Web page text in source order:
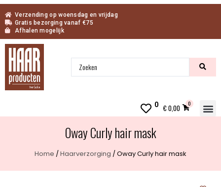
Verzending op woensdag en vrijdag
Gratis bezorging vanaf €75
Afhalen mogelijk
0 € 0,00 0
Oway Curly hair mask
Home /Haarverzorging / Oway Curly hair mask